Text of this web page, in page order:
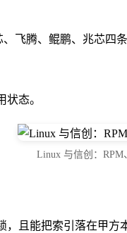
腾、鲲鹏、兆芯四
状态。
Linux 与信创：RPM
且能把索引落在甲